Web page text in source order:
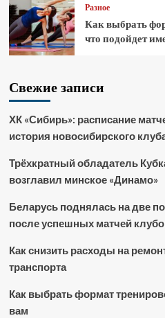
Разное
Как выбрать
что подойдет
Свежие записи
ХК «Сибирь»: расписание
история новосибирского
Трёхкратный обладатель
возглавил минское «Динамо»
Беларусь поднялась на две
после успешных матчей
Как снизить расходы на
транспорта
Как выбрать формат
вам